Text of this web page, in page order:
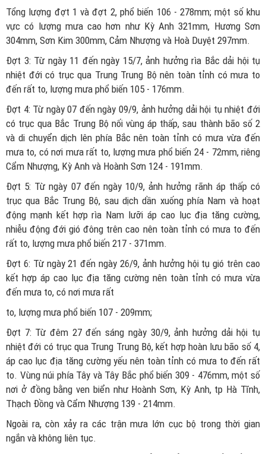
Tổng lượng đợt 1 và đợt 2, phổ biến 106 - 278mm; một số khu
vực có lượng mưa cao hơn như Kỳ Anh 321mm, Hương Sơn
304mm, Sơn Kim 300mm, Cảm Nhượng và Hoà Duyệt 297mm.
Đợt 3: Từ ngày 11 đến ngày 15/7, ảnh hưởng rìa Bắc dải hội tụ
nhiệt đới có trục qua Trung Trung Bộ nên toàn tỉnh có mưa to
đến rất to, lượng mưa phổ biến 105 - 176mm.
Đợt 4: Từ ngày 07 đến ngày 09/9, ảnh hưởng dải hội tụ nhiệt đới
có trục qua Bắc Trung Bộ nối vùng áp thấp, sau thành bão số 2
và di chuyển dịch lên phía Bắc nên toàn tỉnh có mưa vừa đến
mưa to, có nơi mưa rất to, lượng mưa phổ biến 24 - 72mm, riêng
Cẩm Nhượng, Kỳ Anh và Hoành Sơn 124 - 191mm.
Đợt 5: Từ ngày 07 đến ngày 10/9, ảnh hưởng rãnh áp thấp có
trục qua Bắc Trung Bộ, sau dịch dần xuống phía Nam và hoạt
động mạnh kết hợp rìa Nam lưỡi áp cao lục địa tăng cường,
nhiễu động đới gió đông trên cao nên toàn tỉnh có mưa to đến
rất to, lượng mưa phổ biến 217 - 371mm.
Đợt 6: Từ ngày 21 đến ngày 26/9, ảnh hưởng hội tụ gió trên cao
kết hợp áp cao lục địa tăng cường nên toàn tỉnh có mưa vừa
đến mưa to, có nơi mưa rất
to, lượng mưa phổ biến 107 - 209mm;
Đợt 7: Từ đêm 27 đến sáng ngày 30/9, ảnh hưởng dải hội tụ
nhiệt đới có trục qua Trung Trung Bộ, kết hợp hoàn lưu bão số 4,
áp cao lục địa tăng cường yếu nên toàn tỉnh có mưa to đến rất
to. Vùng núi phía Tây và Tây Bắc phổ biến 309 - 476mm, một số
nơi ở đồng bằng ven biển như Hoành Sơn, Kỳ Anh, tp Hà Tĩnh,
Thạch Đồng và Cẩm Nhượng 139 - 214mm.
Ngoài ra, còn xảy ra các trận mưa lớn cục bộ trong thời gian
ngắn và không liên tục.